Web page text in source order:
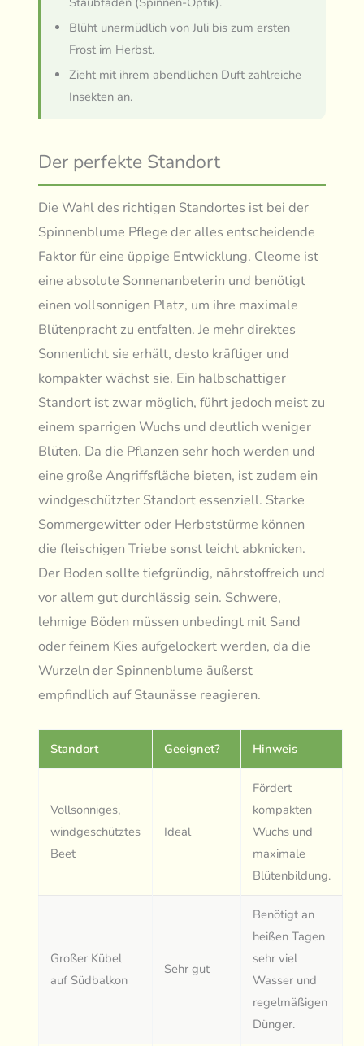
Blüht unermüdlich von Juli bis zum ersten
Frost im Herbst.
Zieht mit ihrem abendlichen Duft zahlreiche
Insekten an.
Der perfekte Standort
Die Wahl des richtigen Standortes ist bei der
Spinnenblume Pflege der alles entscheidende
Faktor für eine üppige Entwicklung. Cleome ist
eine absolute Sonnenanbeterin und benötigt
einen vollsonnigen Platz, um ihre maximale
Blütenpracht zu entfalten. Je mehr direktes
Sonnenlicht sie erhält, desto kräftiger und
kompakter wächst sie. Ein halbschattiger
Standort ist zwar möglich, führt jedoch meist zu
einem sparrigen Wuchs und deutlich weniger
Blüten. Da die Pflanzen sehr hoch werden und
eine große Angriffsfläche bieten, ist zudem ein
windgeschützter Standort essenziell. Starke
Sommergewitter oder Herbststürme können
die fleischigen Triebe sonst leicht abknicken.
Der Boden sollte tiefgründig, nährstoffreich und
vor allem gut durchlässig sein. Schwere,
lehmige Böden müssen unbedingt mit Sand
oder feinem Kies aufgelockert werden, da die
Wurzeln der Spinnenblume äußerst
empfindlich auf Staunässe reagieren.
Standort Geeignet? Hinweis
Vollsonniges,
windgeschütztes
Beet
Ideal
Fördert
kompakten
Wuchs und
maximale
Blütenbildung.
Großer Kübel
auf Südbalkon
Sehr gut
Benötigt an
heißen Tagen
sehr viel
Wasser und
regelmäßigen
Dünger.